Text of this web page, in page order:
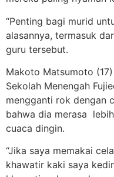
“Penting bagi murid
alasannya, termasuk
guru tersebut.
Makoto Matsumoto
Sekolah Menengah
mengganti rok dengan
bahwa dia merasa
cuaca dingin.
“Jika saya memakai
khawatir kaki saya